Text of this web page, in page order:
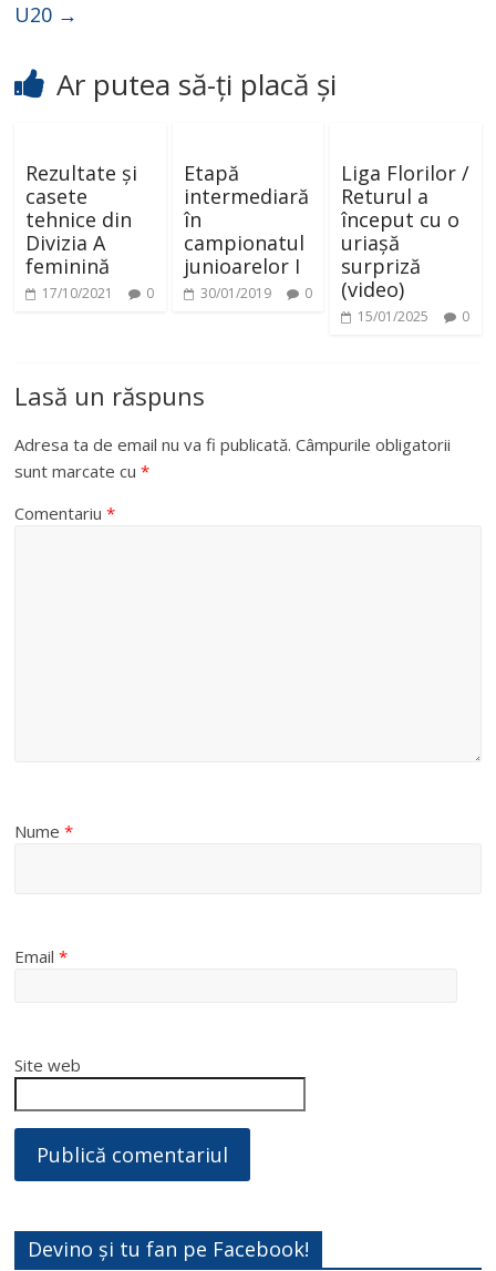
U20 →
Ar putea să-ți placă și
Rezultate și
casete
tehnice din
Divizia A
feminină
17/10/2021 0
Etapă
intermediară
în
campionatul
junioarelor I
30/01/2019 0
Liga Florilor /
Returul a
început cu o
uriașă
surpriză
(video)
15/01/2025 0
Lasă un răspuns
Adresa ta de email nu va fi publicată. Câmpurile obligatorii
sunt marcate cu*
Comentariu*
Nume*
Email*
Site web
Devino și tu fan pe Facebook!